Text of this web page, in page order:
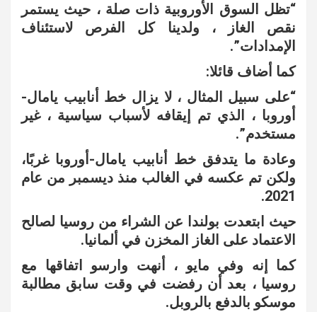
“تظل السوق الأوروبية ذات صلة ، حيث يستمر
نقص الغاز ، ولدينا كل الفرص لاستئناف
الإمدادات”.
كما أضاف قائلا:
“على سبيل المثال ، لا يزال خط أنابيب يامال-
أوروبا ، الذي تم إيقافه لأسباب سياسية ، غير
مستخدم”.
وعادة ما يتدفق خط أنابيب يامال-أوروبا غربًا،
ولكن تم عكسه في الغالب منذ ديسمبر من عام
2021.
حيث ابتعدت بولندا عن الشراء من روسيا لصالح
الاعتماد على الغاز المخزن في ألمانيا.
كما إنه وفي مايو ، أنهت وارسو اتفاقها مع
روسيا ، بعد أن رفضت في وقت سابق مطالبة
موسكو بالدفع بالروبل.